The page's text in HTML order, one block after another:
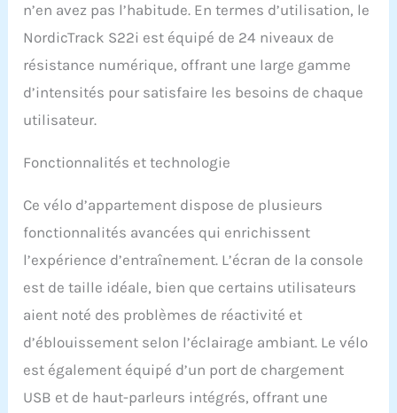
besoin.
[Pédales à 2
côtés avec SPD et cale-
pieds + sangles]
Enclenchez-les avec vos
cales de vélo SPD ou
l'aise à chaque sortie.
Avec un abonnement
iFIT, vous avez accès à
des services de
streaming directement
16" (40,6 cm). Faites
pivoter l'écran pour
idéal et entraînez-vous
tout en regardant vos
émissions et films
préférés.
[Google
n’en avez pas l’habitude. En termes d’utilisation, le
NordicTrack S22i est équipé de 24 niveaux de
résistance numérique, offrant une large gamme
d’intensités pour satisfaire les besoins de chaque
utilisateur.
Fonctionnalités et technologie
Ce vélo d’appartement dispose de plusieurs
fonctionnalités avancées qui enrichissent
l’expérience d’entraînement. L’écran de la console
est de taille idéale, bien que certains utilisateurs
aient noté des problèmes de réactivité et
d’éblouissement selon l’éclairage ambiant. Le vélo
est également équipé d’un port de chargement
USB et de haut-parleurs intégrés, offrant une